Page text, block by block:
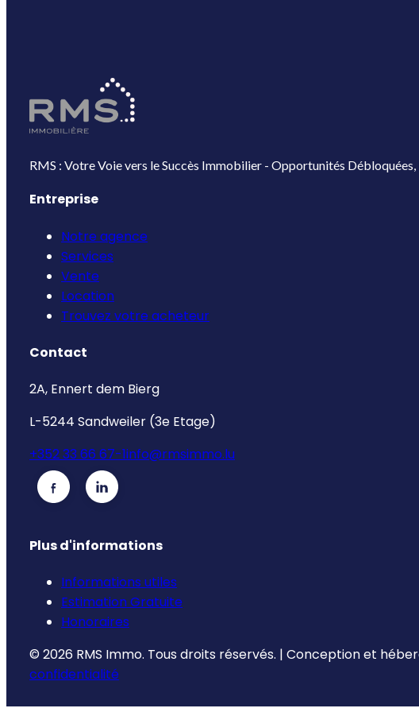
RMS : Votre Voie vers le Succès Immobilier - Opportunités
Entreprise
Notre agence
Services
Vente
Location
Trouvez votre acheteur
Contact
2A, Ennert dem Bierg
L-5244 Sandweiler (3e Etage)
+352 33 66 67-1info@rmsimmo.lu
Plus d'informations
Informations utiles
Estimation Gratuite
Honoraires
© 2026 RMS Immo. Tous droits réservés. | Conception et
confidentialité